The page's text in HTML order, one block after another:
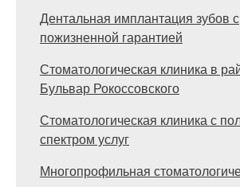
Дентальная имплантация зубов с
пожизненной гарантией
Стоматологическая клиника в
Бульвар Рокоссовского
Стоматологическая клиника с
спектром услуг
Многопрофильная